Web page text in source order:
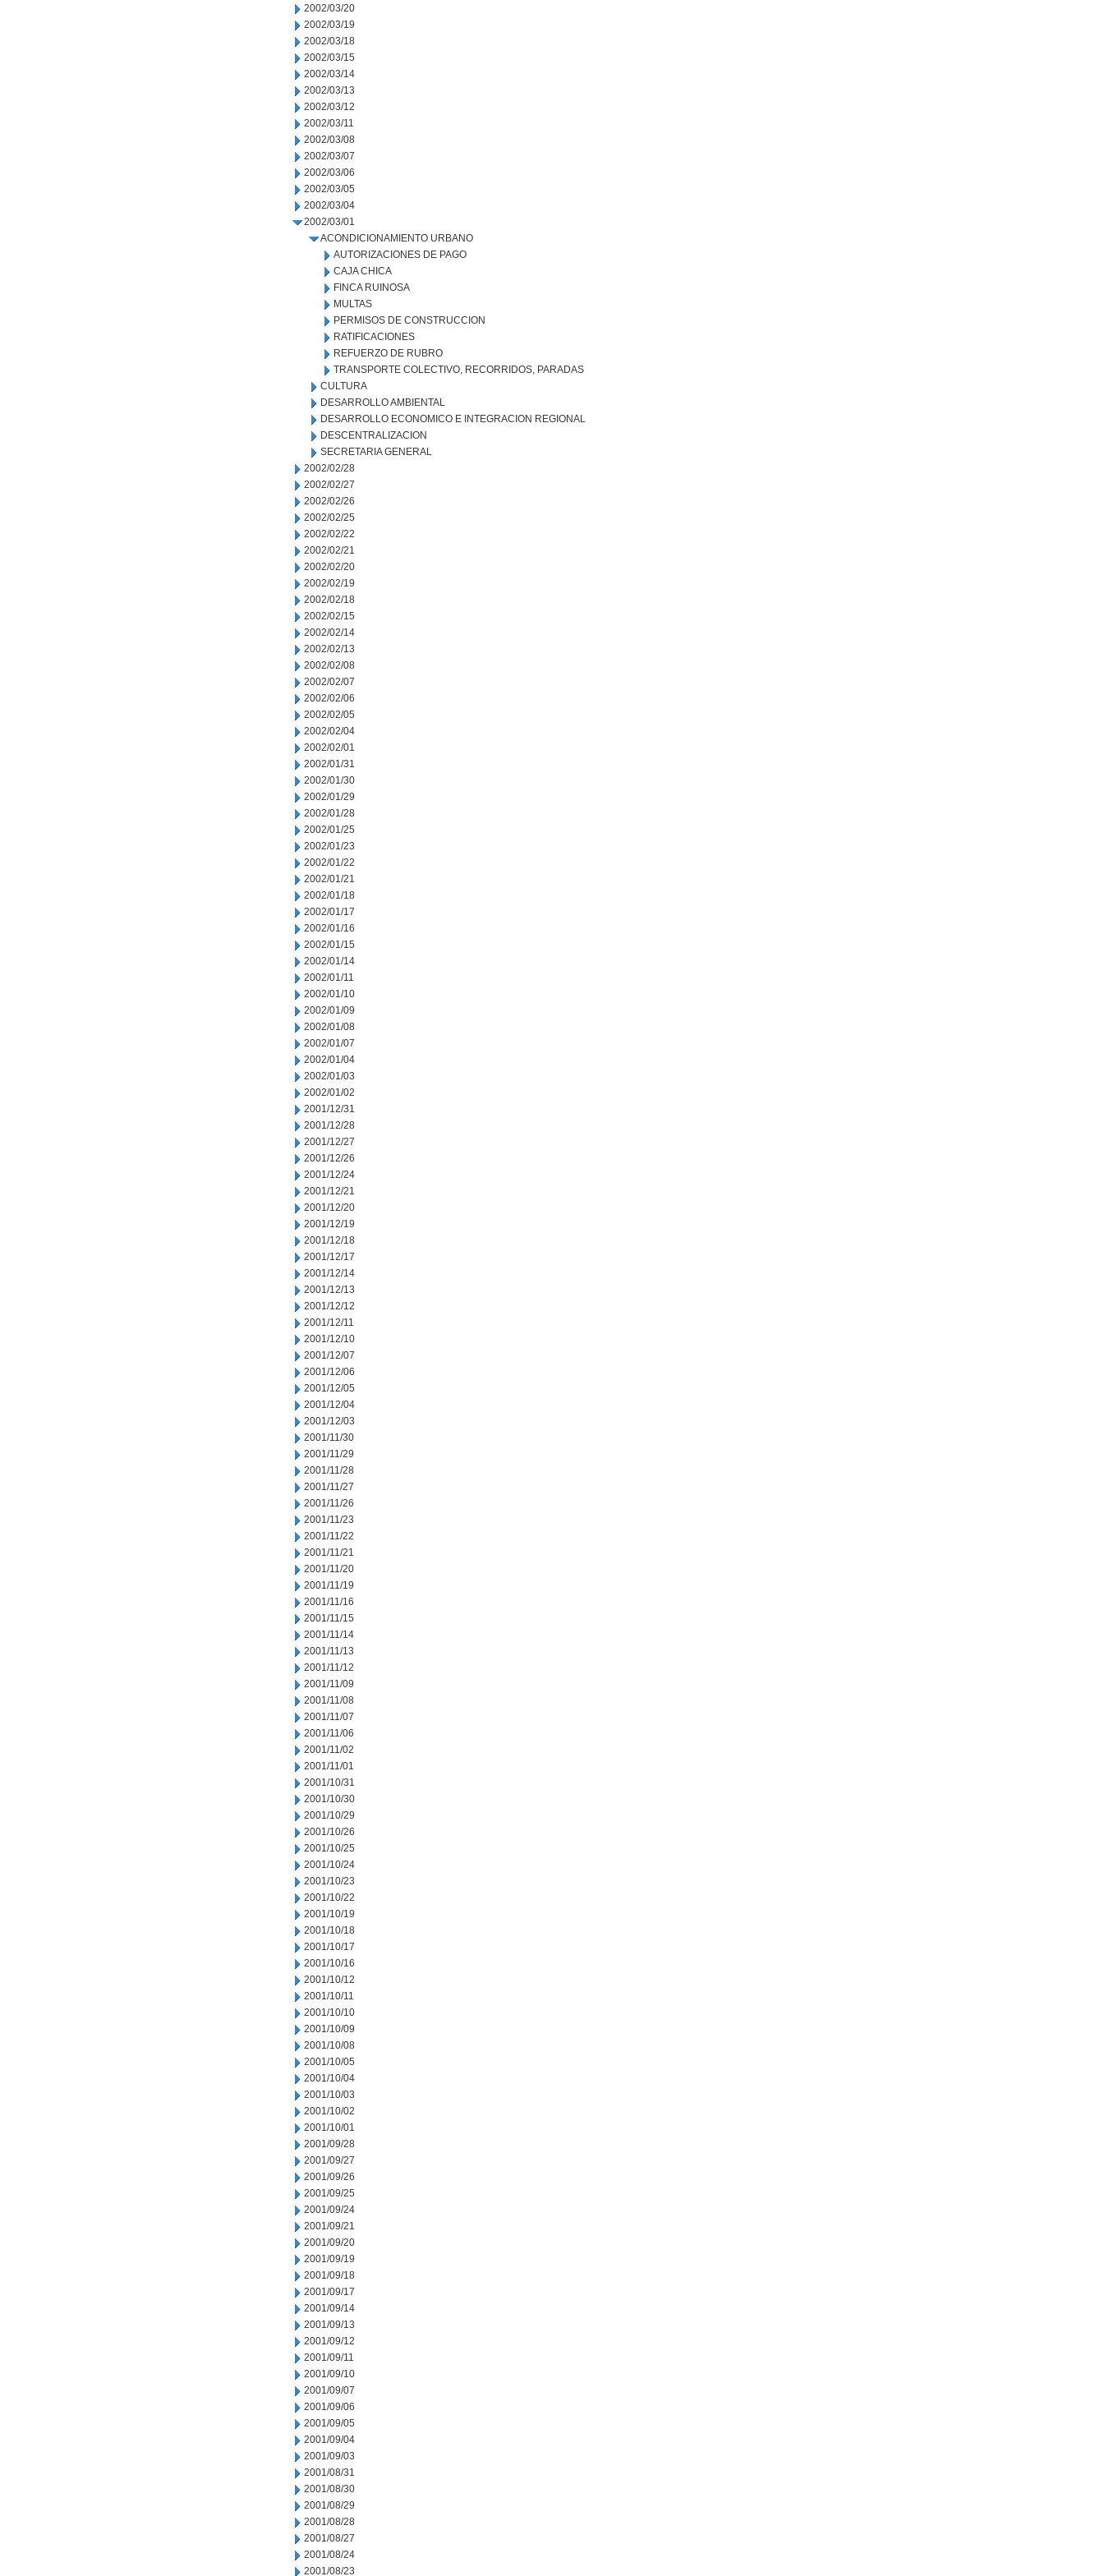
2002/03/20
2002/03/19
2002/03/18
2002/03/15
2002/03/14
2002/03/13
2002/03/12
2002/03/11
2002/03/08
2002/03/07
2002/03/06
2002/03/05
2002/03/04
2002/03/01
ACONDICIONAMIENTO URBANO
AUTORIZACIONES DE PAGO
CAJA CHICA
FINCA RUINOSA
MULTAS
PERMISOS DE CONSTRUCCION
RATIFICACIONES
REFUERZO DE RUBRO
TRANSPORTE COLECTIVO, RECORRIDOS, PARADAS
CULTURA
DESARROLLO AMBIENTAL
DESARROLLO ECONOMICO E INTEGRACION REGIONAL
DESCENTRALIZACION
SECRETARIA GENERAL
2002/02/28
2002/02/27
2002/02/26
2002/02/25
2002/02/22
2002/02/21
2002/02/20
2002/02/19
2002/02/18
2002/02/15
2002/02/14
2002/02/13
2002/02/08
2002/02/07
2002/02/06
2002/02/05
2002/02/04
2002/02/01
2002/01/31
2002/01/30
2002/01/29
2002/01/28
2002/01/25
2002/01/23
2002/01/22
2002/01/21
2002/01/18
2002/01/17
2002/01/16
2002/01/15
2002/01/14
2002/01/11
2002/01/10
2002/01/09
2002/01/08
2002/01/07
2002/01/04
2002/01/03
2002/01/02
2001/12/31
2001/12/28
2001/12/27
2001/12/26
2001/12/24
2001/12/21
2001/12/20
2001/12/19
2001/12/18
2001/12/17
2001/12/14
2001/12/13
2001/12/12
2001/12/11
2001/12/10
2001/12/07
2001/12/06
2001/12/05
2001/12/04
2001/12/03
2001/11/30
2001/11/29
2001/11/28
2001/11/27
2001/11/26
2001/11/23
2001/11/22
2001/11/21
2001/11/20
2001/11/19
2001/11/16
2001/11/15
2001/11/14
2001/11/13
2001/11/12
2001/11/09
2001/11/08
2001/11/07
2001/11/06
2001/11/02
2001/11/01
2001/10/31
2001/10/30
2001/10/29
2001/10/26
2001/10/25
2001/10/24
2001/10/23
2001/10/22
2001/10/19
2001/10/18
2001/10/17
2001/10/16
2001/10/12
2001/10/11
2001/10/10
2001/10/09
2001/10/08
2001/10/05
2001/10/04
2001/10/03
2001/10/02
2001/10/01
2001/09/28
2001/09/27
2001/09/26
2001/09/25
2001/09/24
2001/09/21
2001/09/20
2001/09/19
2001/09/18
2001/09/17
2001/09/14
2001/09/13
2001/09/12
2001/09/11
2001/09/10
2001/09/07
2001/09/06
2001/09/05
2001/09/04
2001/09/03
2001/08/31
2001/08/30
2001/08/29
2001/08/28
2001/08/27
2001/08/24
2001/08/23